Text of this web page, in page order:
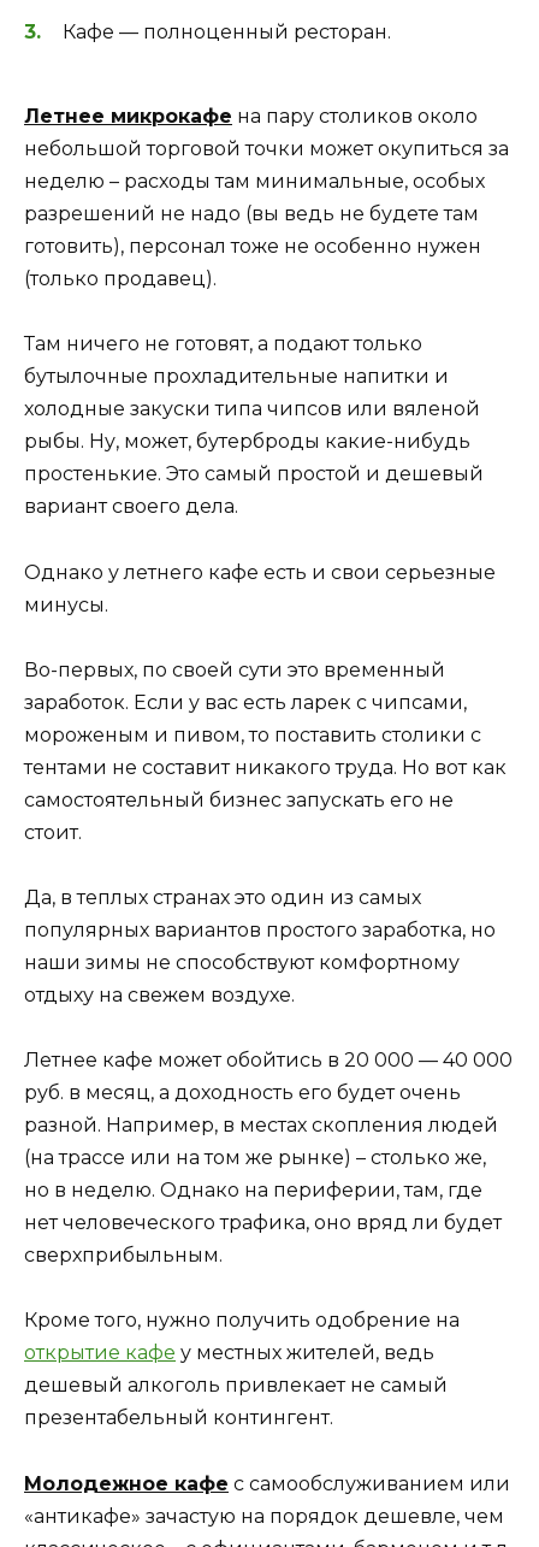
Кафе — полноценный ресторан.
Летнее микрокафе на пару столиков около
небольшой торговой точки может окупиться за
неделю – расходы там минимальные, особых
разрешений не надо (вы ведь не будете там
готовить), персонал тоже не особенно нужен
(только продавец).
Там ничего не готовят, а подают только
бутылочные прохладительные напитки и
холодные закуски типа чипсов или вяленой
рыбы. Ну, может, бутерброды какие-нибудь
простенькие. Это самый простой и дешевый
вариант своего дела.
Однако у летнего кафе есть и свои серьезные
минусы.
Во-первых, по своей сути это временный
заработок. Если у вас есть ларек с чипсами,
мороженым и пивом, то поставить столики с
тентами не составит никакого труда. Но вот как
самостоятельный бизнес запускать его не
стоит.
Да, в теплых странах это один из самых
популярных вариантов простого заработка, но
наши зимы не способствуют комфортному
отдыху на свежем воздухе.
Летнее кафе может обойтись в 20 000 — 40 000
руб. в месяц, а доходность его будет очень
разной. Например, в местах скопления людей
(на трассе или на том же рынке) – столько же,
но в неделю. Однако на периферии, там, где
нет человеческого трафика, оно вряд ли будет
сверхприбыльным.
Кроме того, нужно получить одобрение на
открытие кафе у местных жителей, ведь
дешевый алкоголь привлекает не самый
презентабельный контингент.
Молодежное кафе с самообслуживанием или
«антикафе» зачастую на порядок дешевле, чем